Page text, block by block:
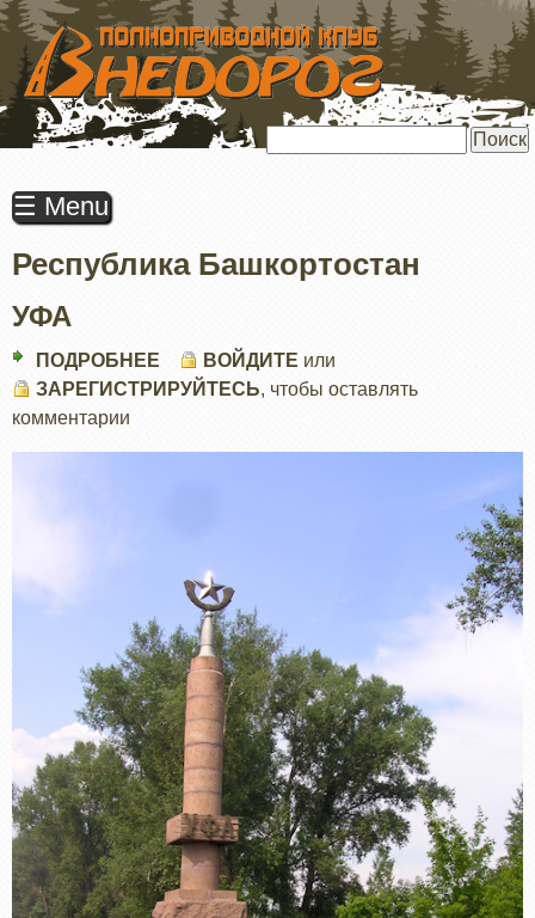
ПЕРЕЙТИ
ОСНОВНОМУ
СОДЕРЖАНИЮ
☰ Menu
Республика Башкортостан
УФА
ПОДРОБНЕЕ
УФА
ВОЙДИТЕ или
ЗАРЕГИСТРИРУЙТЕСЬ, чтобы оставлять
комментарии